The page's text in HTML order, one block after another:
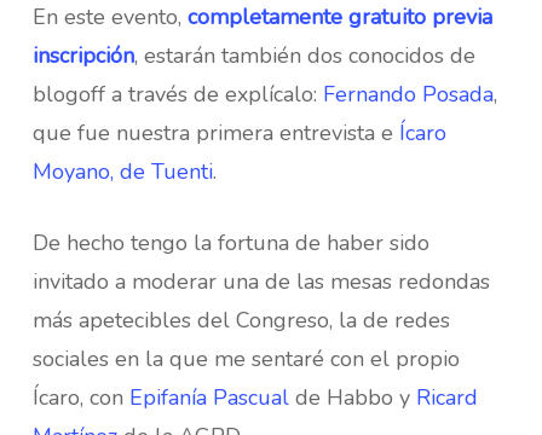
En este evento, completamente gratuito previa
inscripción, estarán también dos conocidos de
blogoff a través de explícalo: Fernando Posada,
que fue nuestra primera entrevista e Ícaro
Moyano, de Tuenti.
De hecho tengo la fortuna de haber sido
invitado a moderar una de las mesas redondas
más apetecibles del Congreso, la de redes
sociales en la que me sentaré con el propio
Ícaro, con Epifanía Pascualde Habbo y Ricard